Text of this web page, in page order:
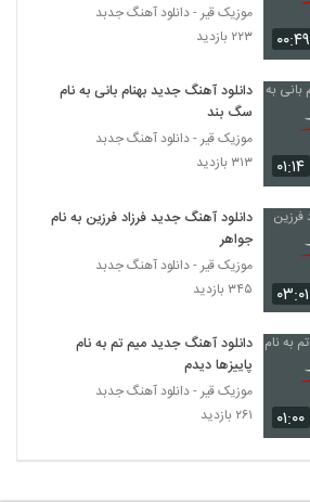
دانلود آهنگ شهرام زندی تو برگشتی
(Shahram Zandi To Bargashti)
دانلود آهنگ جدید و زیبای شهروز اجمالی با نام
زنگ زنگ
۴۷۲ بازدید
آهنگ سیاوش پالاهنگ بنام بارون
۵۲۲ بازدید
دانلود آهنگ جذابی از بهرام بهرامی
۳۰۶ بازدید
Paye Sabet)
۳۳۶ بازدید
دانلود آهنگ شباهنگ (جدید) ریسک
۰۰:۴۹
موزیک قیر - دانلود آهنگ جدبد
۲۲۳ بازدید
۰۱:۱۴
دانلود آهنگ جدید بهنام بانی به نام
سگ بند
موزیک قیر - دانلود آهنگ جدبد
۳۱۳ بازدید
۰۳:۰۱
دانلود آهنگ جدید فرزاد فرزین به نام
جواهر
موزیک قیر - دانلود آهنگ جدبد
۳۴۵ بازدید
۰۱:۰۰
دانلود آهنگ جدید میم تم به نام
پاییزها دیدم
موزیک قیر - دانلود آهنگ جدبد
۲۶۱ بازدید